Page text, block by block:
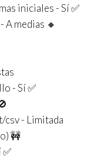
iniciales - Sí ✅
A medias 🔸
- Sí ✅
- Limitada
🚧